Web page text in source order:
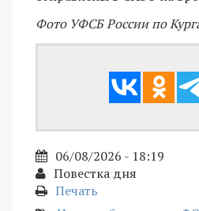
Фото УФСБ России по
06/08/2026 - 18:19
Повестка дня
Печать